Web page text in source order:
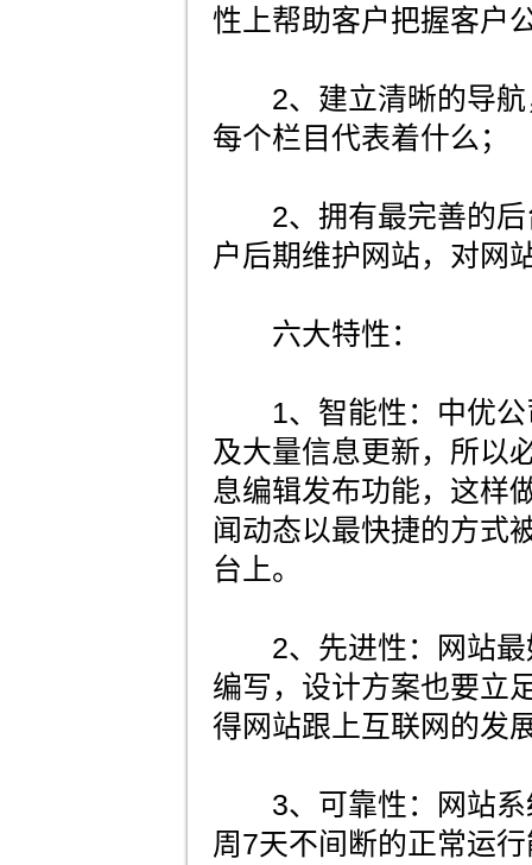
性上帮助客户把握客户
2、建立清晰的导航
每个栏目代表着什么；
2、拥有最完善的后
户后期维护网站，对网
六大特性：
1、智能性：中优公
及大量信息更新，所以
息编辑发布功能，这样
闻动态以最快捷的方式
台上。
2、先进性：网站最
编写，设计方案也要立
得网站跟上互联网的发
3、可靠性：网站系
周7天不间断的正常运